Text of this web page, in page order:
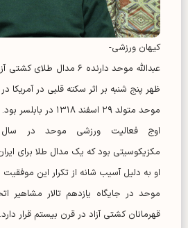
کیهان ورزشی-
عبدالله موحد دارنده ۶ مدال
ظهر پنج شنبه بر اثر سکته قلبی در آمریکا
موحد متولد ۲۹ اسفند ۱۳۱۸ در بابلسر بود.
مکزیکوسیتی بود که یک مدال طلا برای
او به دلیل آسیب شانه از تکرار این موفقیت در المپیک
موحد در جایگاه یازدهم تالار مشاهیر
قهرمانان کشتی آزاد در قرن بیستم قرار دارد.